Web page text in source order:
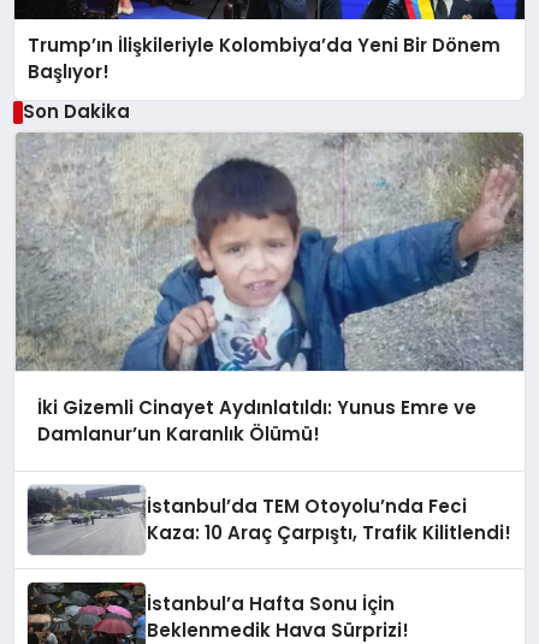
Trump’ın İlişkileriyle Kolombiya’da Yeni Bir Dönem
Başlıyor!
Son Dakika
İki Gizemli Cinayet Aydınlatıldı: Yunus Emre ve
Damlanur’un Karanlık Ölümü!
İstanbul’da TEM Otoyolu’nda Feci
Kaza: 10 Araç Çarpıştı, Trafik Kilitlendi!
İstanbul’a Hafta Sonu İçin
Beklenmedik Hava Sürprizi!